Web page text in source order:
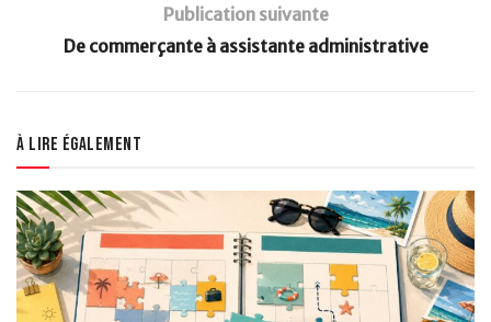
Publication suivante
De commerçante à assistante administrative
À lire également